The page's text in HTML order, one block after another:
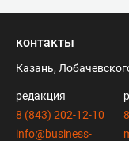
контакты
Казань,
редакция
8 (843) 202-12-10
info@business-